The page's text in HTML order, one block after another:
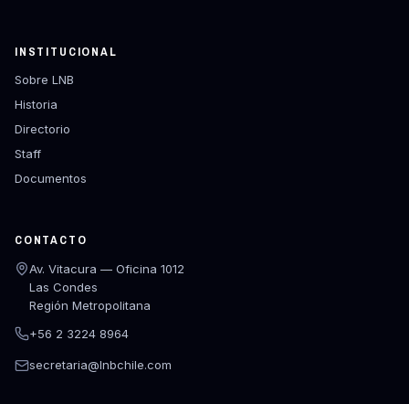
INSTITUCIONAL
Sobre LNB
Historia
Directorio
Staff
Documentos
CONTACTO
Av. Vitacura — Oficina 1012
Las Condes
Región Metropolitana
+56 2 3224 8964
secretaria@lnbchile.com